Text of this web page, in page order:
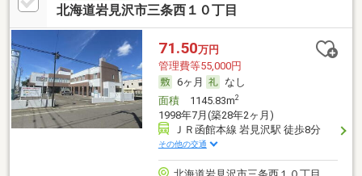
北海道岩見沢市三条西１０丁目
71.50万円
管理費等55,000円
6ヶ月
なし
面積1145.83m2
1998年7月(築28年2ヶ月)
ＪＲ函館本線 岩見沢駅 徒歩8分
その他の交通